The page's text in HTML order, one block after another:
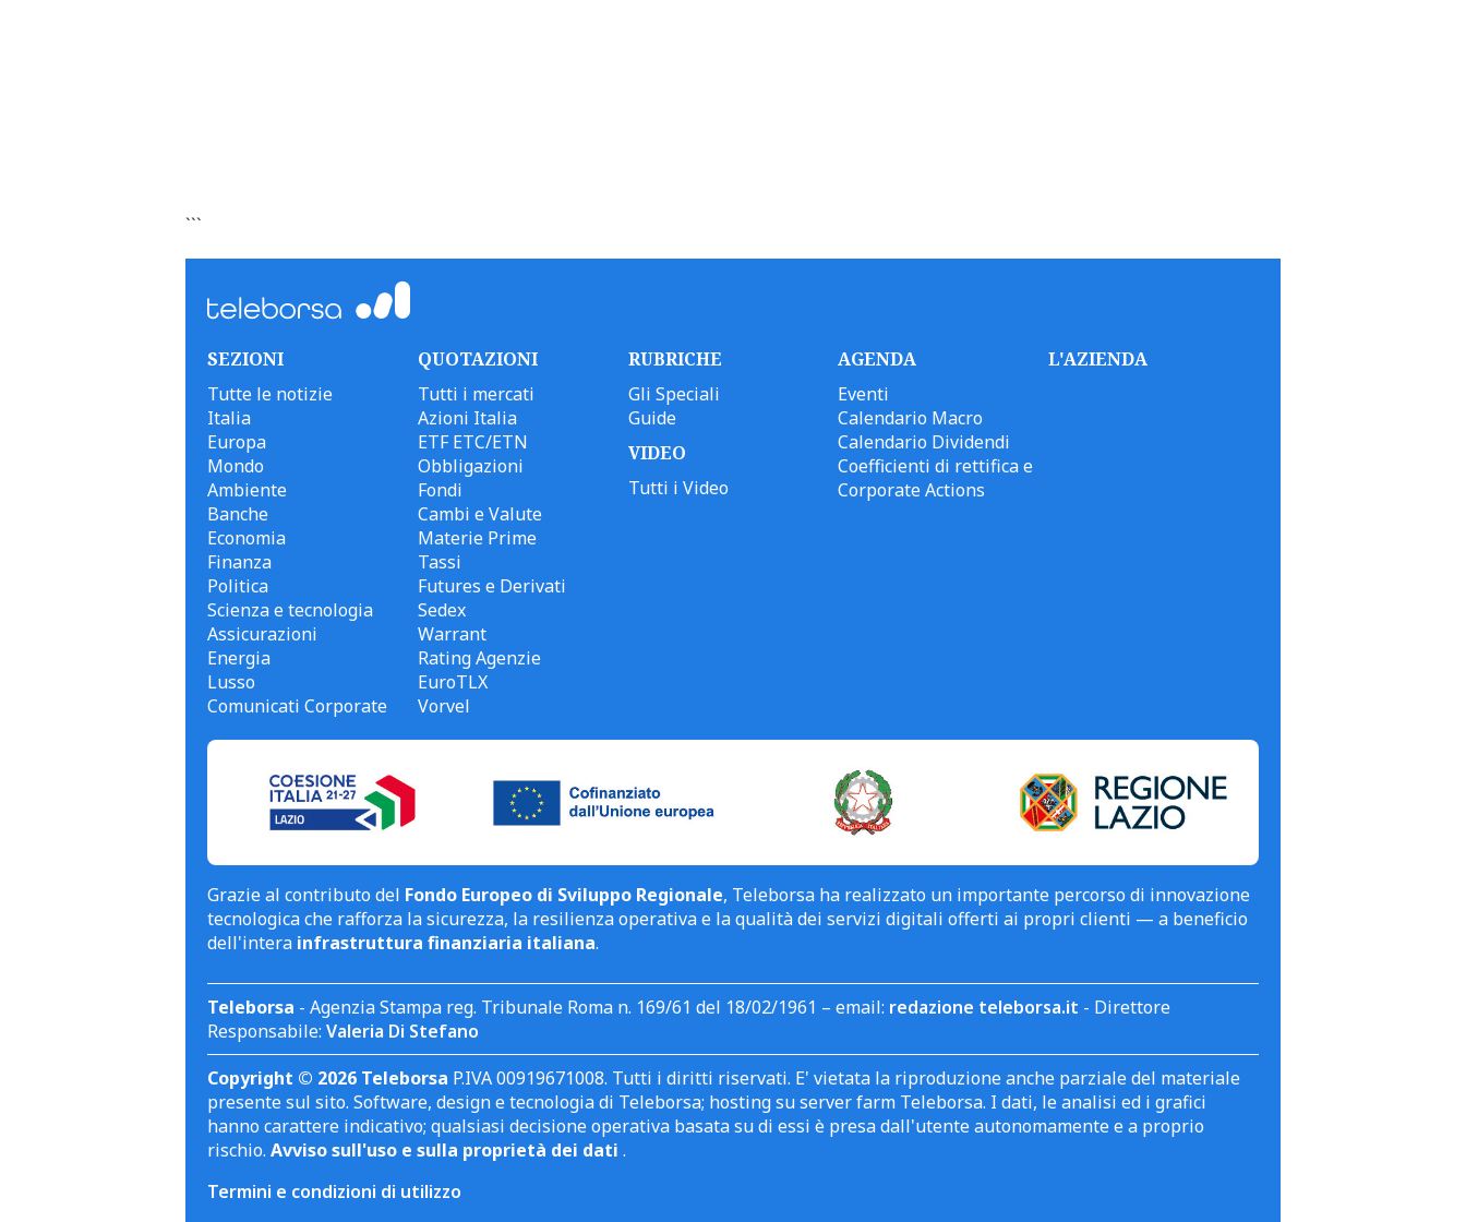
```
SEZIONI
Tutte le notizie
Italia
Europa
Mondo
Ambiente
Banche
Economia
Finanza
Politica
Scienza e tecnologia
Assicurazioni
Energia
Lusso
Comunicati Corporate
QUOTAZIONI
Tutti i mercati
Azioni Italia
ETF ETC/ETN
Obbligazioni
Fondi
Cambi e Valute
Materie Prime
Tassi
Futures e Derivati
Sedex
Warrant
Rating Agenzie
EuroTLX
Vorvel
RUBRICHE
Gli Speciali
Guide
VIDEO
Tutti i Video
AGENDA
Eventi
Calendario Macro
Calendario Dividendi
Coefficienti di rettifica e
Corporate Actions
L'AZIENDA
Grazie al contributo del Fondo Europeo di Sviluppo Regionale, Teleborsa ha realizzato un importante percorso di innovazione
tecnologica che rafforza la sicurezza, la resilienza operativa e la qualità dei servizi digitali offerti ai propri clienti — a beneficio
dell'intera infrastruttura finanziaria italiana.
Teleborsa - Agenzia Stampa reg. Tribunale Roma n. 169/61 del 18/02/1961 – email: redazione teleborsa.it - Direttore
Responsabile: Valeria Di Stefano
Copyright © 2026 Teleborsa P.IVA 00919671008. Tutti i diritti riservati. E' vietata la riproduzione anche parziale del materiale
presente sul sito. Software, design e tecnologia di Teleborsa; hosting su server farm Teleborsa. I dati, le analisi ed i grafici
hanno carattere indicativo; qualsiasi decisione operativa basata su di essi è presa dall'utente autonomamente e a proprio
rischio. Avviso sull'uso e sulla proprietà dei dati .
Termini e condizioni di utilizzo